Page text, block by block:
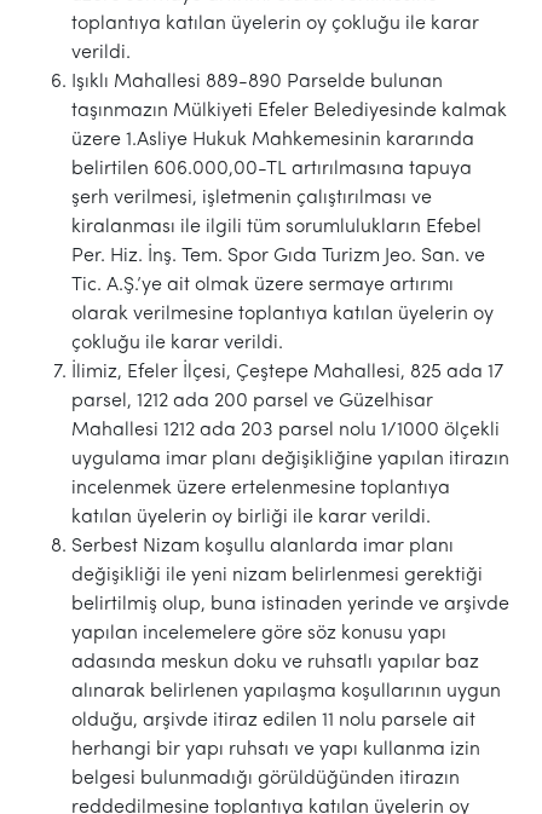
toplantıya katılan üyelerin oy çokluğu ile karar
verildi.
Işıklı Mahallesi 889-890 Parselde bulunan
taşınmazın Mülkiyeti Efeler Belediyesinde kalmak
üzere 1.Asliye Hukuk Mahkemesinin kararında
belirtilen 606.000,00-TL artırılmasına tapuya
şerh verilmesi, işletmenin çalıştırılması ve
kiralanması ile ilgili tüm sorumlulukların Efebel
Per. Hiz. İnş. Tem. Spor Gıda Turizm Jeo. San. ve
Tic. A.Ş.’ye ait olmak üzere sermaye artırımı
olarak verilmesine toplantıya katılan üyelerin oy
çokluğu ile karar verildi.
İlimiz, Efeler İlçesi, Çeştepe Mahallesi, 825 ada 17
parsel, 1212 ada 200 parsel ve Güzelhisar
Mahallesi 1212 ada 203 parsel nolu 1/1000 ölçekli
uygulama imar planı değişikliğine yapılan itirazın
incelenmek üzere ertelenmesine toplantıya
katılan üyelerin oy birliği ile karar verildi.
Serbest Nizam koşullu alanlarda imar planı
değişikliği ile yeni nizam belirlenmesi gerektiği
belirtilmiş olup, buna istinaden yerinde ve arşivde
yapılan incelemelere göre söz konusu yapı
adasında meskun doku ve ruhsatlı yapılar baz
alınarak belirlenen yapılaşma koşullarının uygun
olduğu, arşivde itiraz edilen 11 nolu parsele ait
herhangi bir yapı ruhsatı ve yapı kullanma izin
belgesi bulunmadığı görüldüğünden itirazın
reddedilmesine toplantıya katılan üyelerin oy